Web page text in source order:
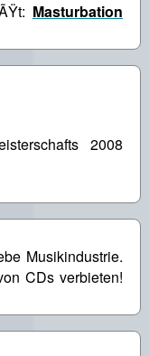
Masturbation
2008
Musikindustrie.
CDs verbieten!